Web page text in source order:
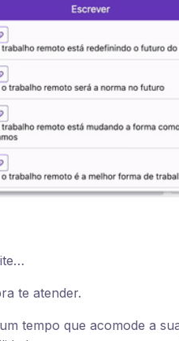
te atender.
tempo que acomode a